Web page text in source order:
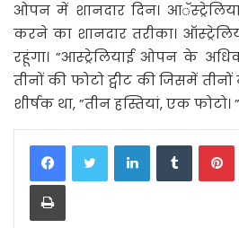
ओपन में शानदार दिन।
करने का शानदार तरीका।
रहूंगा। ”आस्ट्रेलियाई ओपन के
तीनों की फोटो ट्वीट की जिसमें
शीर्षक था, ”तीन हस्तियां, एक फोटो। ”
LinkedInTumblr
Print